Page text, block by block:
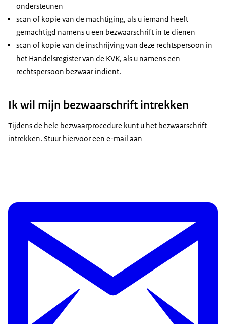
ondersteunen
scan of kopie van de machtiging, als u iemand heeft
gemachtigd namens u een bezwaarschrift in te dienen
scan of kopie van de inschrijving van deze rechtspersoon in
het Handelsregister van de KVK, als u namens een
rechtspersoon bezwaar indient.
Ik wil mijn bezwaarschrift intrekken
Tijdens de hele bezwaarprocedure kunt u het bezwaarschrift
intrekken. Stuur hiervoor een e-mail aan